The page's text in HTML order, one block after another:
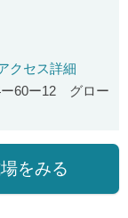
クセス詳細
ー60ー12 グロー
をみる